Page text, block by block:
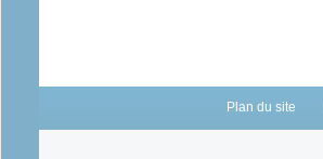
Plan du site